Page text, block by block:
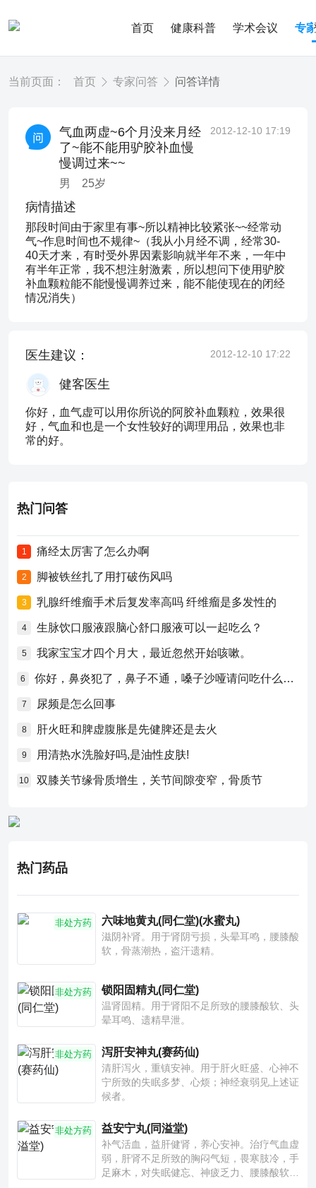
首页 健康科普 学术会议 专
当前页面： 首页 专家问答 问答详情
气血两虚~6个月没来月经
了~能不能用驴胶补血慢
慢调过来~~
男 25岁
2012-12-10 17:19
病情描述
那段时间由于家里有事~所以精神比较紧张~~经常动
气~作息时间也不规律~（我从小月经不调，经常30-
40天才来，有时受外界因素影响就半年不来，一年中
有半年正常，我不想注射激素，所以想问下使用驴胶
补血颗粒能不能慢慢调养过来，能不能使现在的闭经
情况消失）
医生建议： 2012-12-10 17:22
健客医生
你好，血气虚可以用你所说的阿胶补血颗粒，效果很
好，气血和也是一个女性较好的调理用品，效果也非
常的好。
热门问答
1 痛经太厉害了怎么办啊
2 脚被铁丝扎了用打破伤风吗
3 乳腺纤维瘤手术后复发率高吗 纤维瘤是多发性的
4 生脉饮口服液跟脑心舒口服液可以一起吃么？
5 我家宝宝才四个月大，最近忽然开始咳嗽。
6 你好，鼻炎犯了，鼻子不通，嗓子沙哑请问吃什么药比较好？
7 尿频是怎么回事
8 肝火旺和脾虚腹胀是先健脾还是去火
9 用清热水洗脸好吗,是油性皮肤!
10 双膝关节缘骨质增生，关节间隙变窄，骨质节
热门药品
非处方药 六味地黄丸(同仁堂)(水蜜丸)
滋阴补肾。用于肾阴亏损，头晕耳鸣，腰膝酸
软，骨蒸潮热，盗汗遗精。
非处方药 锁阳固精丸(同仁堂)
温肾固精。用于肾阳不足所致的腰膝酸软、头
晕耳鸣、遗精早泄。
非处方药 泻肝安神丸(赛药仙)
清肝泻火，重镇安神。用于肝火旺盛、心神不
宁所致的失眠多梦、心烦；神经衰弱见上述证
候者。
非处方药 益安宁丸(同溢堂)
补气活血，益肝健肾，养心安神。治疗气血虚
弱，肝肾不足所致的胸闷气短，畏寒肢冷，手
足麻木，对失眠健忘、神疲乏力、腰膝酸软也